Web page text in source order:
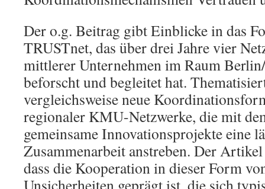
Der o.g. Beitrag gibt Einblicke in das
TRUSTnet, das über drei Jahre vier
mittlerer Unternehmen im Raum
beforscht und begleitet hat.
vergleichsweise neue
regionaler KMU-Netzwerke, die mit
gemeinsame Innovationsprojekte eine
Zusammenarbeit anstreben. Der
dass die Kooperation in dieser Form
Unsicherheiten geprägt ist, die sich